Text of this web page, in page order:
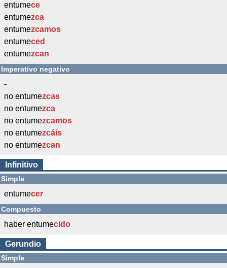
entumece
entumezca
entumezcamos
entumeced
entumezcan
Imperativo negativo
-
no entumezcas
no entumezca
no entumezcamos
no entumezcáis
no entumezcan
Infinitivo
Simple
entumecer
Compuesto
haber entumecido
Gerundio
Simple